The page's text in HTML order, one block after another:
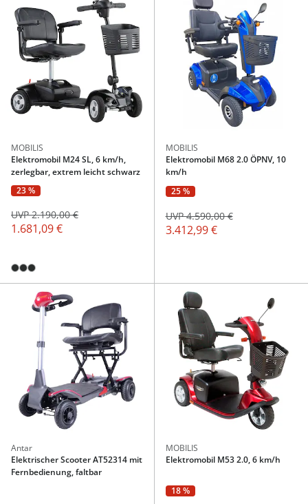
MOBILIS
Elektromobil M24 SL, 6 km/h,
zerlegbar, extrem leicht schwarz
23 %
1.681,09 €
UVP 2.190,00 €
MOBILIS
Elektromobil M68 2.0 ÖPNV, 10
km/h
25 %
3.412,99 €
UVP 4.590,00 €
Antar
Elektrischer Scooter AT52314 mit
Fernbedienung, faltbar
MOBILIS
Elektromobil M53 2.0, 6 km/h
18 %